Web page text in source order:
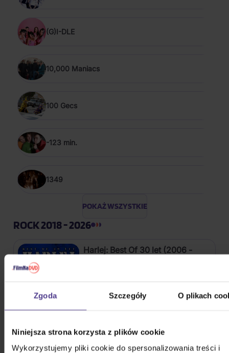
Zgoda Szczegóły O plikach
Niniejsza strona korzysta z plików cookie
Wykorzystujemy pliki cookie do spersonalizowania treści i
(G)I-DLE
10,000 Maniacs
100 Gecs
-123 min.
1349
POKAŻ WSZYSTKIE
ROCK 2018 - 2026
Harlej: Best Of 30 let (2006 -
Na magazynie 54,40 zł
Kabát: Original Albums Vol.3